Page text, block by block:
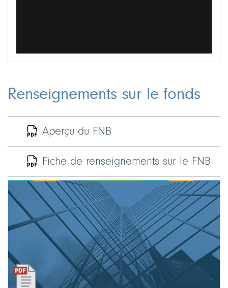
Renseignements sur le fonds
Aperçu du FNB
Fiche de renseignements sur le FNB